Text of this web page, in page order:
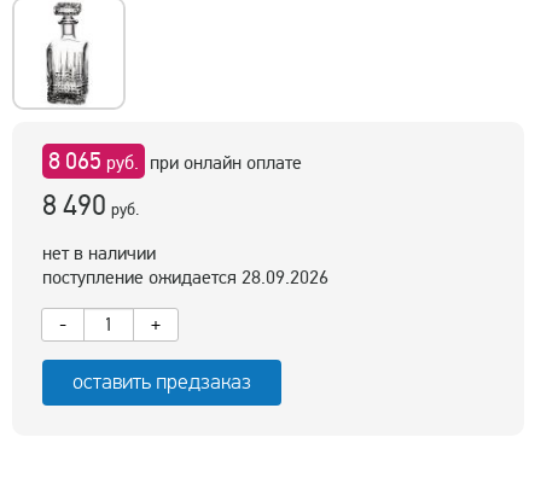
8 065 руб. при онлайн оплате
8 490 руб.
нет в наличии
поступление ожидается 28.09.2026
-
+
оставить предзаказ